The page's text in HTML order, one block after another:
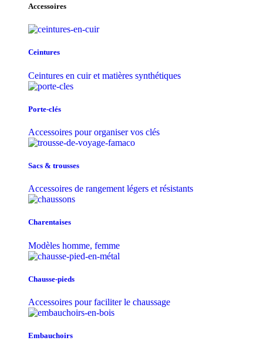
Accessoires
Ceintures
Ceintures en cuir et matières synthétiques
Porte-clés
Accessoires pour organiser vos clés
Sacs & trousse​s
Accessoires de rangement légers et résistants
Charentaises
Modèles homme, femme
Chausse-pieds
Accessoires pour faciliter le chaussage
Embauchoirs